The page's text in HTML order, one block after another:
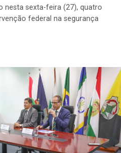
nesta sexta-feira (27), quatro
federal na segurança